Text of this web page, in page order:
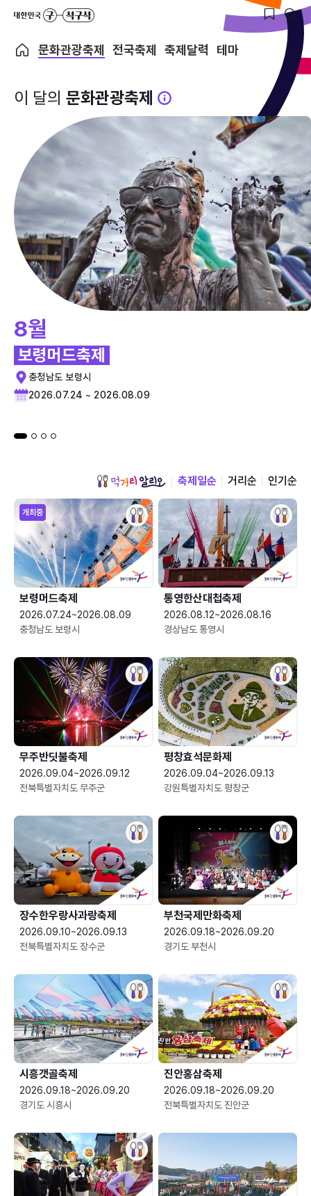
문화관광축제 전국축제 축제달력 테마
이 달의 문화관광축제
8월
보령머드축제
충청남도 보령시
2026.07.24 ~ 2026.08.09
축제일순 거리순 인기순
개최중
보령머드축제
2026.07.24~2026.08.09
충청남도 보령시
통영한산대첩축제
2026.08.12~2026.08.16
경상남도 통영시
무주반딧불축제
2026.09.04~2026.09.12
전북특별자치도 무주군
평창효석문화제
2026.09.04~2026.09.13
강원특별자치도 평창군
장수한우랑사과랑축제
2026.09.10~2026.09.13
전북특별자치도 장수군
부천국제만화축제
2026.09.18~2026.09.20
경기도 부천시
시흥갯골축제
2026.09.18~2026.09.20
경기도 시흥시
진안홍삼축제
2026.09.18~2026.09.20
전북특별자치도 진안군